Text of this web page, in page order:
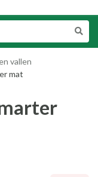
leeg.
vallen
mat